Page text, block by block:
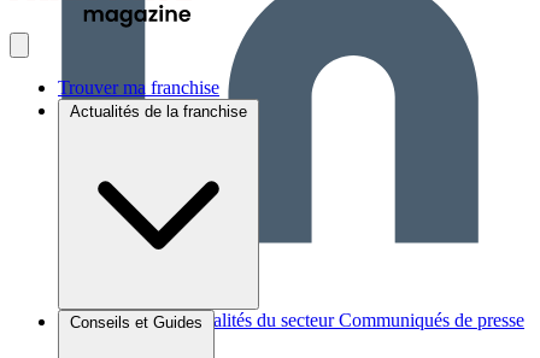
Trouver ma franchise
Actualités de la franchise
Brèves et actus Actualités du secteur Communiqués de presse
Conseils et Guides